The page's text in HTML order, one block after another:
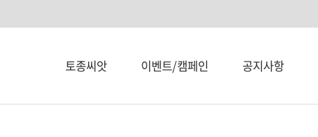
토종씨앗 이벤트/캠페인 공지사항